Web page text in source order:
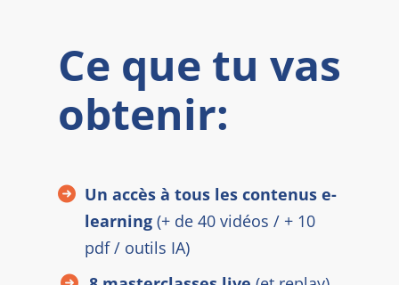
Ce que tu vas
obtenir:
Un accès à tous les contenus e-
learning (+ de 40 vidéos / + 10
pdf / outils IA)